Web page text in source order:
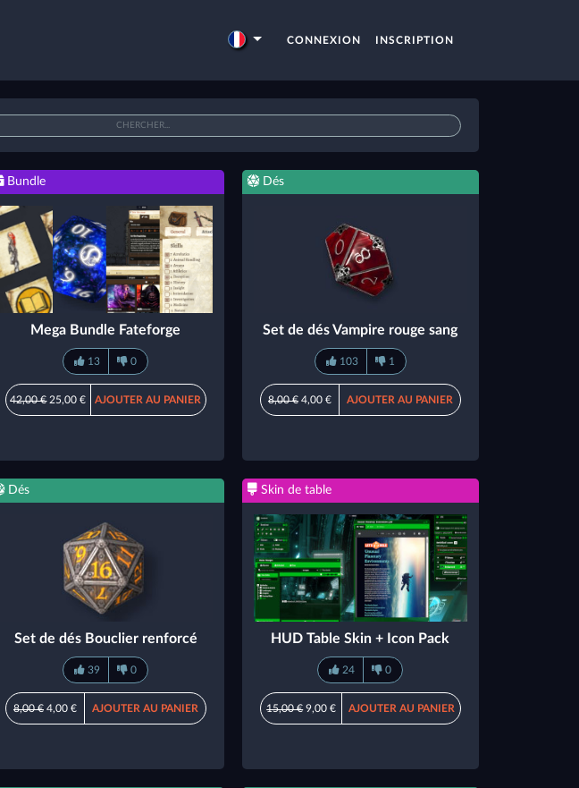
CONNEXION INSCRIPTION
Bundle
Mega Bundle Fateforge
13 0
42,00 €25,00 € AJOUTER AU PANIER
Dés
Set de dés Vampire rouge sang
103 1
8,00 €4,00 € AJOUTER AU PANIER
Dés
Set de dés Bouclier renforcé
39 0
8,00 €4,00 € AJOUTER AU PANIER
Skin de table
HUD Table Skin + Icon Pack
24 0
15,00 €9,00 € AJOUTER AU PANIER